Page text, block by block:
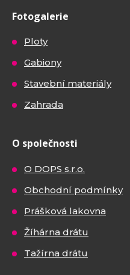
Fotogalerie
Ploty
Gabiony
Stavební materiály
Zahrada
O společnosti
O DOPS s.r.o.
Obchodní podmínky
Prášková lakovna
Žíhárna drátu
Tažírna drátu